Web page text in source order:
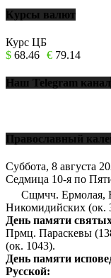
Курсы валют
Курс ЦБ
$ 68.46 € 79.14
Наш Telegram канал
Православный
Суббота, 8 августа
Седмица 10-я по
Сщмчч. Ермолая,
Никомидийских (ок.
День памяти
Прмц. Параскевы
(ок. 1043).
День памяти
Русской: